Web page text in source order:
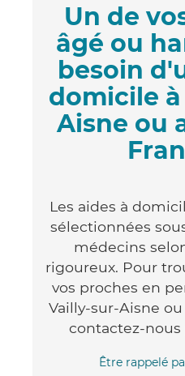
Un de
âgé ou
besoin
domicile
Aisne ou
Les aides à
sélectionnées
médecins
rigoureux. Pour
vos proches en
Vailly-sur-Aisne
contactez-
Être rappelé